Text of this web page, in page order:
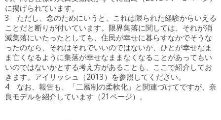
に掲げられています。
3 ただし、念のためにいうと、これは限られた経験からいえる
ことだと断りが付いています。限界集落に関しては、それが消
滅集落にいたったとしても、住民が幸せに暮らすなかでそうな
ったのなら、それはそれでいいのではないか、ひとが幸せなま
ま亡くなるように集落が幸せなままなくなることがあってもい
いのではないかとする考え方があることも、ここで紹介してお
きます。アイリッシュ（2013）を参照してください。
4 なお、報告も、「二層制の柔軟化」と関連づけてですが、奈
良モデルを紹介しています（21ページ）。